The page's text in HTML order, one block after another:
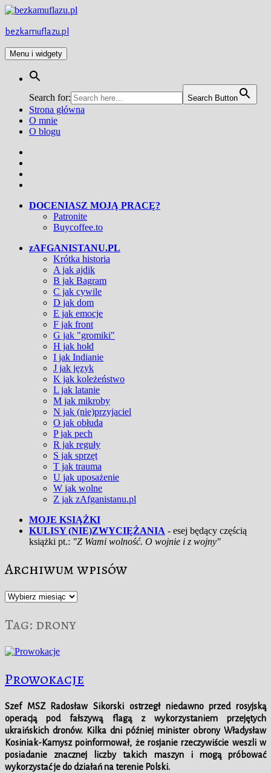
Przejdź
treści
bezkamuflazu.pl
Menu i widgety
Search for: Search Button
Strona główna
O mnie
O blogu
DOCENIASZ MOJĄ PRACĘ?
Patronite
Buycoffee.to
zAFGANISTANU.PL
Krótka historia
A jak ajdik
B jak Bagram
C jak cywile
D jak dom
E jak emocje
F jak front
G jak "gromiki"
H jak hołd
I jak Indianie
J jak język
K jak koleżeństwo
L jak latanie
M jak mikroby
N jak (nie)przyjaciel
O jak obłuda
P jak pech
R jak reguły
S jak sprzęt
T jak trauma
U jak uposażenie
W jak wolne
Z jak zAfganistanu.pl
MOJE KSIĄŻKI
KULISY (NIE)ZWYCIĘŻANIA - esej będący częścią
książki pt.: "Z Wami wolność. O wojnie i z wojny"
Archiwum wpisów
Archiwum
Tag: drony
Prowokacje
Szef MSZ Radosław Sikorski ostrzegł niedawno przed rosyjską
operacją pod fałszywą flagą z wykorzystaniem przejętych
ukraińskich dronów. Kilka dni później minister obrony Władysław
Kosiniak-Kamysz poinformował, że rosjanie rzeczywiście weszli w
posiadanie znacznej liczby takich maszyn i mogą próbować
wykorzystać je do działań na terenie Polski.